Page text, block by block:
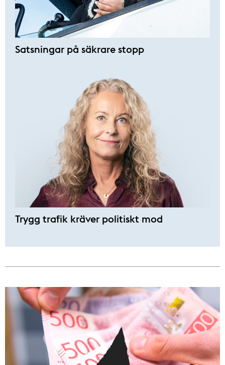
Satsningar på säkrare stopp
Trygg trafik kräver politiskt mod